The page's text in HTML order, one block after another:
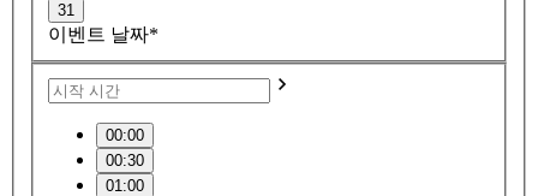
31
이벤트 날짜*
00:00
00:30
01:00